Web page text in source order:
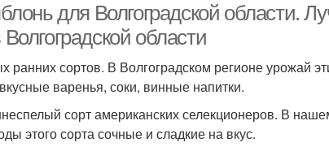
для Волгоградской области.
области
сортов. В Волгоградском регионе урожай
варенья, соки, винные напитки.
сорт американских селекционеров. В
этого сорта сочные и сладкие на вкус.